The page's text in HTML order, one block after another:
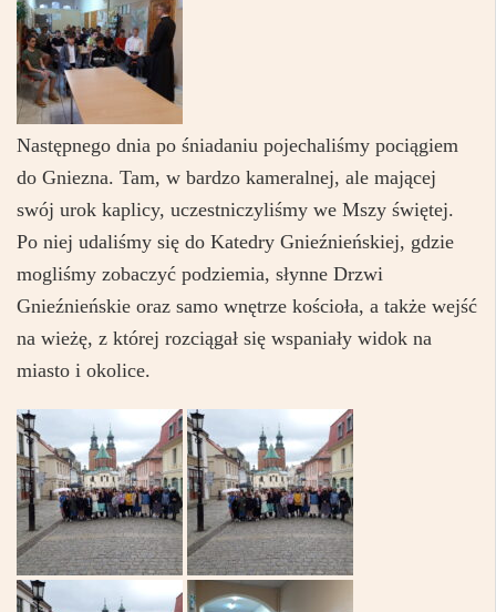
Następnego dnia po śniadaniu pojechaliśmy pociągiem
do Gniezna. Tam, w bardzo kameralnej, ale mającej
swój urok kaplicy, uczestniczyliśmy we Mszy świętej.
Po niej udaliśmy się do Katedry Gnieźnieńskiej, gdzie
mogliśmy zobaczyć podziemia, słynne Drzwi
Gnieźnieńskie oraz samo wnętrze kościoła, a także wejść
na wieżę, z której rozciągał się wspaniały widok na
miasto i okolice.